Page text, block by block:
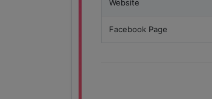
Website
Facebook Page